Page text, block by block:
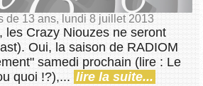
de 13 ans, lundi 8 juillet 2013
les Crazy Niouzes ne seront
Oui, la saison de RADIOM
samedi prochain (lire : Le
quoi !?),... lire la suite...